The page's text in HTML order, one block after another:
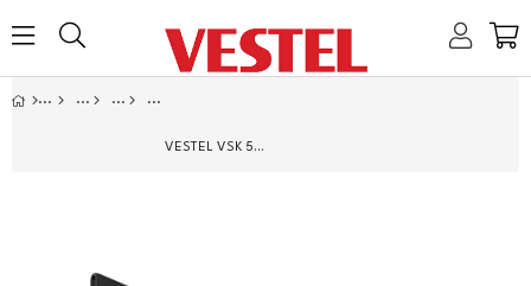
Home
Link Link
VESTEL VSK 5024 SAÇ KURUTMA VE FÖN MAKINESI